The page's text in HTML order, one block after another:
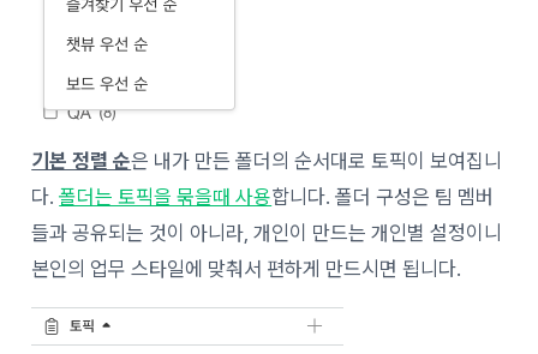
기본 정렬 순은 내가 만든 폴더의 순서대로 토픽이 보여집니
다.폴더는 토픽을 묶을때 사용합니다. 폴더 구성은 팀 멤버
들과 공유되는 것이 아니라, 개인이 만드는 개인별 설정이니
본인의 업무 스타일에 맞춰서 편하게 만드시면 됩니다.